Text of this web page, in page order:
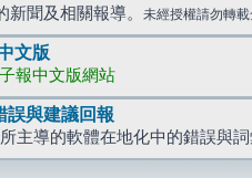
新聞及相關報導。 未經授權請勿轉
文版
報中文版網站
誤與建議回報
主導的軟體在地化中的錯誤與